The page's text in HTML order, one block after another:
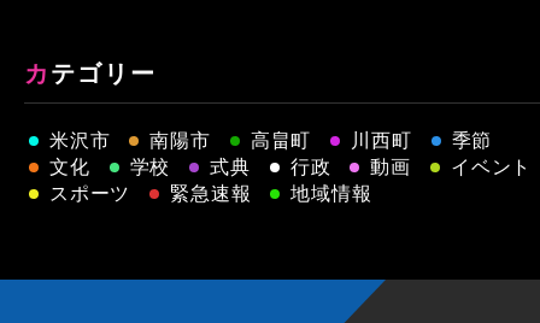
カテゴリー
米沢市 南陽市 高畠町 川西町
季節
文化
学校 式典 行政 動画
イベント
スポーツ
緊急速報 地域情報